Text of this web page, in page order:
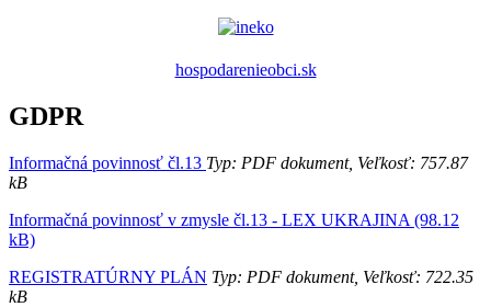
hospodarenieobci.sk
GDPR
Informačná povinnosť čl.13 Typ: PDF dokument, Veľkosť: 757.87
kB
Informačná povinnosť v zmysle čl.13 - LEX UKRAJINA (98.12
kB)
REGISTRATÚRNY PLÁN Typ: PDF dokument, Veľkosť: 722.35
kB